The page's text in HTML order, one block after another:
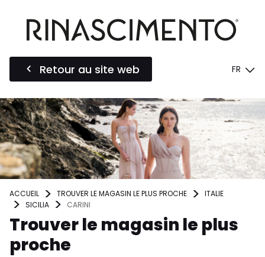
Retour au site web FR
ACCUEIL TROUVER LE MAGASIN LE PLUS PROCHE
ITALIE
SICILIA
CARINI
Trouver le magasin le plus
proche